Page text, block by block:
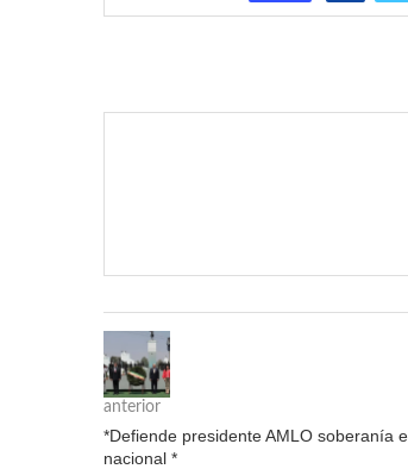
anterior
*Defiende presidente AMLO soberanía
nacional *